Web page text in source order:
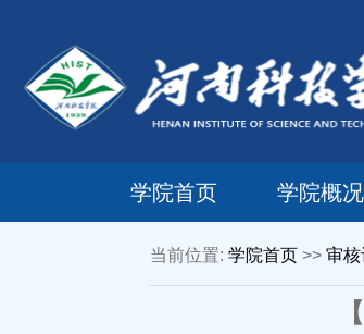
学院首页 学院概况
当前位置: 学院首页>> 审核